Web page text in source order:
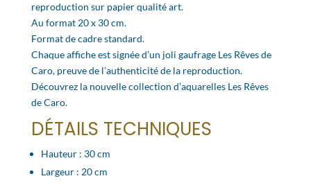
reproduction sur papier qualité art.
Au format 20 x 30 cm.
Format de cadre standard.
Chaque affiche est signée d’un joli gaufrage Les Rêves de
Caro, preuve de l’authenticité de la reproduction.
Découvrez la nouvelle collection d’aquarelles Les Rêves
de Caro.
DÉTAILS TECHNIQUES
Hauteur : 30 cm
Largeur : 20 cm